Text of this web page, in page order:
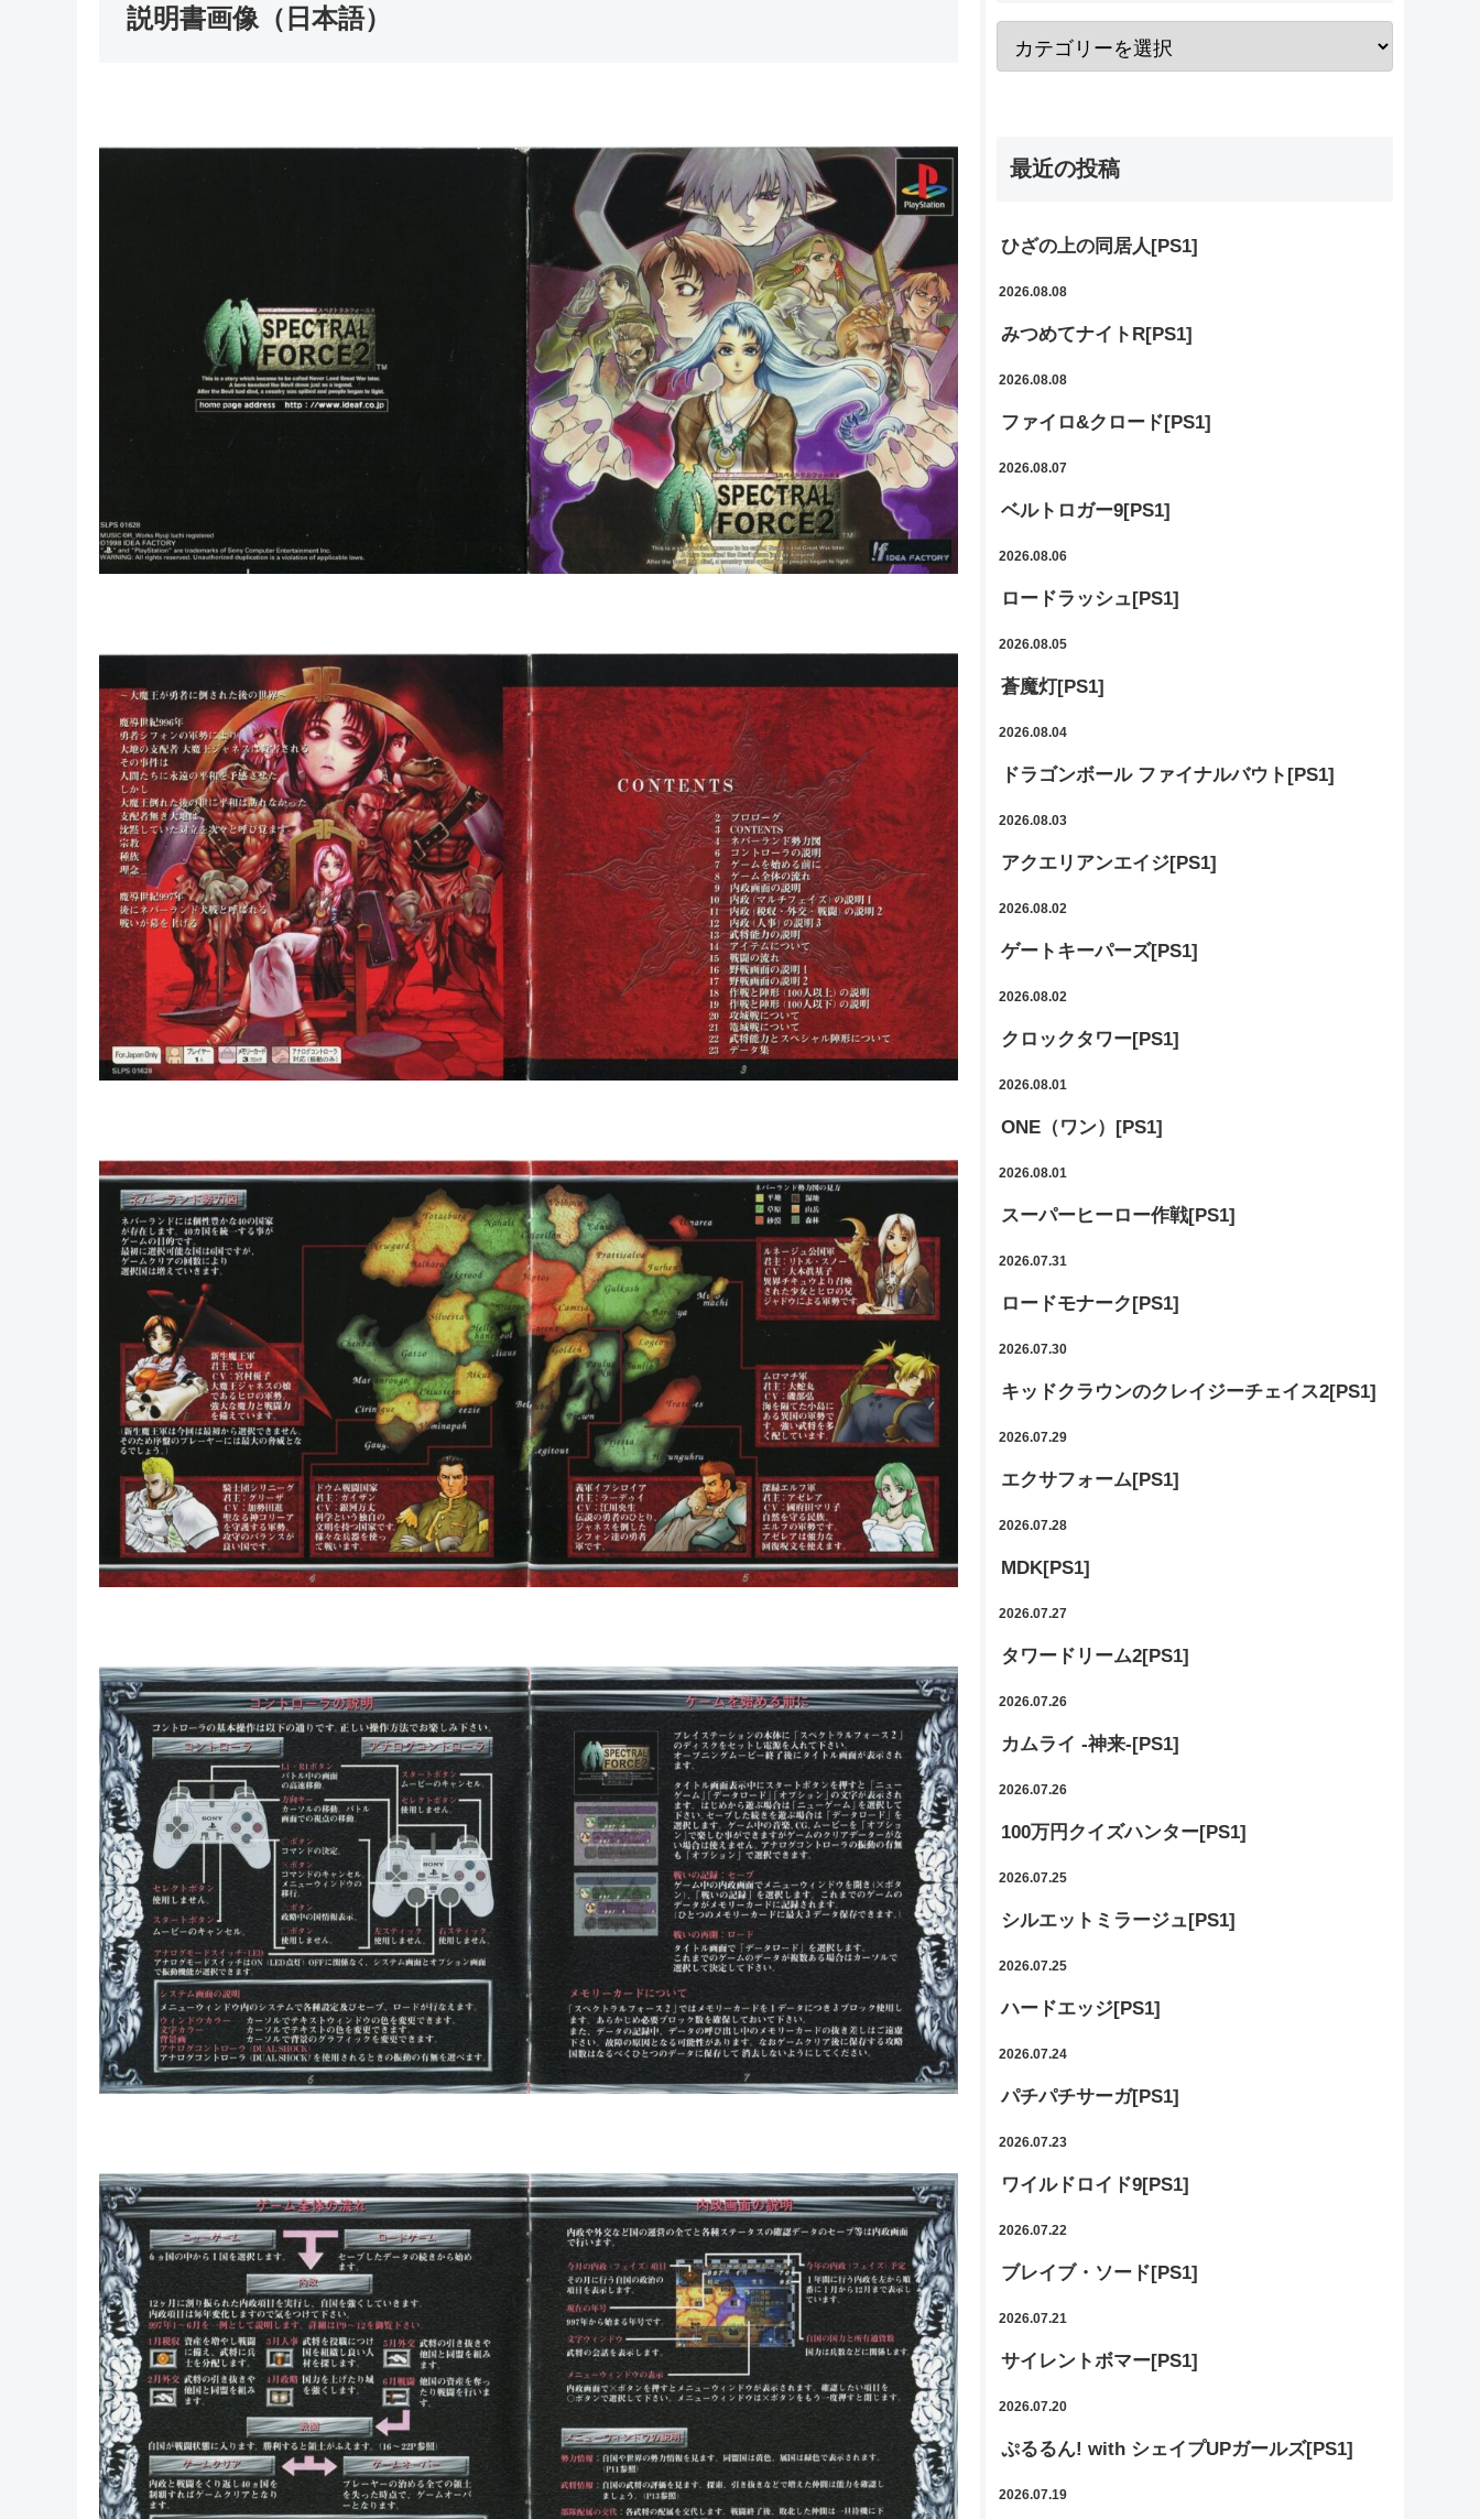
説明書画像（日本語）
最近の投稿
ひざの上の同居人[PS1]
2026.08.08
みつめてナイトR[PS1]
2026.08.08
ファイロ&クロード[PS1]
2026.08.07
ベルトロガー9[PS1]
2026.08.06
ロードラッシュ[PS1]
2026.08.05
蒼魔灯[PS1]
2026.08.04
ドラゴンボール ファイナルバウト[PS1]
2026.08.03
アクエリアンエイジ[PS1]
2026.08.02
ゲートキーパーズ[PS1]
2026.08.02
クロックタワー[PS1]
2026.08.01
ONE（ワン）[PS1]
2026.08.01
スーパーヒーロー作戦[PS1]
2026.07.31
ロードモナーク[PS1]
2026.07.30
キッドクラウンのクレイジーチェイス2[PS1]
2026.07.29
エクサフォーム[PS1]
2026.07.28
MDK[PS1]
2026.07.27
タワードリーム2[PS1]
2026.07.26
カムライ -神来-[PS1]
2026.07.26
100万円クイズハンター[PS1]
2026.07.25
シルエットミラージュ[PS1]
2026.07.25
ハードエッジ[PS1]
2026.07.24
パチパチサーガ[PS1]
2026.07.23
ワイルドロイド9[PS1]
2026.07.22
ブレイブ・ソード[PS1]
2026.07.21
サイレントボマー[PS1]
2026.07.20
ぷるるん! with シェイプUPガールズ[PS1]
2026.07.19